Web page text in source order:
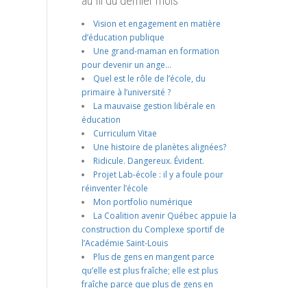
Vision et engagement en matière
d’éducation publique
Une grand-maman en formation
pour devenir un ange…
Quel est le rôle de l’école, du
primaire à l’université ?
La mauvaise gestion libérale en
éducation
Curriculum Vitae
Une histoire de planètes alignées?
Ridicule. Dangereux. Évident.
Projet Lab-école : il y a foule pour
réinventer l’école
Mon portfolio numérique
La Coalition avenir Québec appuie la
construction du Complexe sportif de
l’Académie Saint-Louis
Plus de gens en mangent parce
qu’elle est plus fraîche; elle est plus
fraîche parce que plus de gens en